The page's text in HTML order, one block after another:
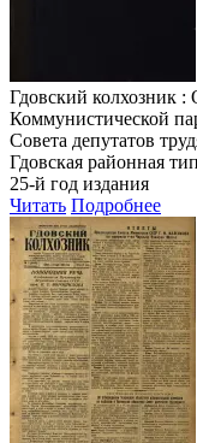
Гдовский колхозник :
Коммунистической
Совета депутатов
Гдовская районная
25-й год издания
Читать Подробнее